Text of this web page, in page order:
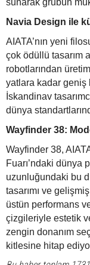
sunarak grubun
Navia Design ile
AIATA’nın yeni
çok ödüllü tasarım
robotlarından
yatlara kadar geniş
İskandinav
dünya
Wayfinder 38:
Wayfinder 38,
Fuarı’ndaki dünya
uzunluğundaki bu
tasarımı ve
üstün performans
çizgileriyle estetik
zengin donanım
kitlesine hitap